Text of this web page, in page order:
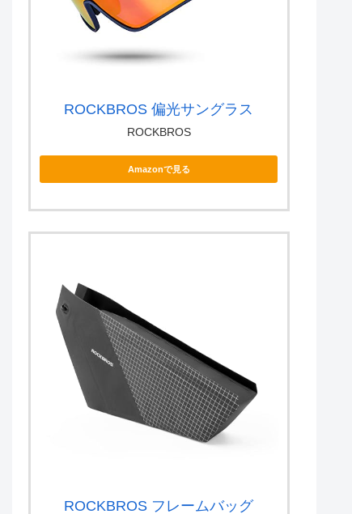
ROCKBROS 偏光サングラス
ROCKBROS
Amazonで見る
ROCKBROS フレームバッグ